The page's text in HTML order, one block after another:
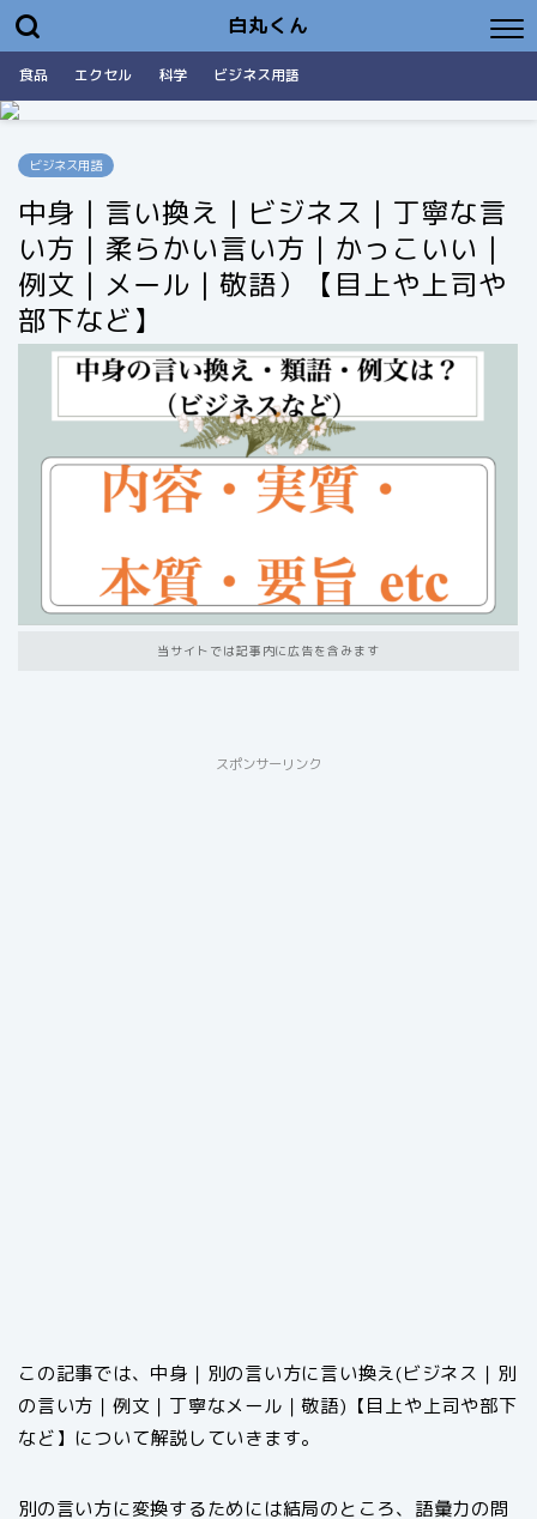
白丸くん
食品 エクセル 科学 ビジネス用語
ビジネス用語
中身｜言い換え｜ビジネス｜丁寧な言
い方｜柔らかい言い方｜かっこいい｜
例文｜メール｜敬語）【目上や上司や
部下など】
当サイトでは記事内に広告を含みます
スポンサーリンク
この記事では、中身｜別の言い方に言い換え(ビジネス｜別
の言い方｜例文｜丁寧なメール｜敬語)【目上や上司や部下
など】について解説していきます。
別の言い方に変換するためには結局のところ、語彙力の問